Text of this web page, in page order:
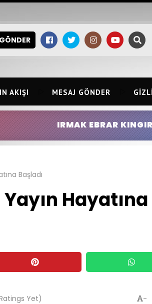
AKIŞI MESAJ GÖNDER
EBRAR KINGIR:HİLMİ ERSİN
Başladı
Hayatına
Yet) -